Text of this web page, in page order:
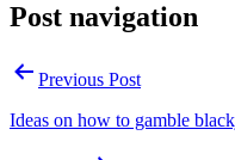
Post navigation
Previous Post
Ideas on how to gamble